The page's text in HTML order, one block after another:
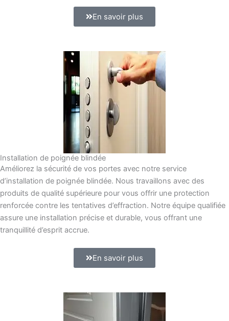
En savoir plus
Installation de poignée blindée
Améliorez la sécurité de vos portes avec notre service
d’installation de poignée blindée. Nous travaillons avec des
produits de qualité supérieure pour vous offrir une protection
renforcée contre les tentatives d’effraction. Notre équipe qualifiée
assure une installation précise et durable, vous offrant une
tranquillité d’esprit accrue.
En savoir plus